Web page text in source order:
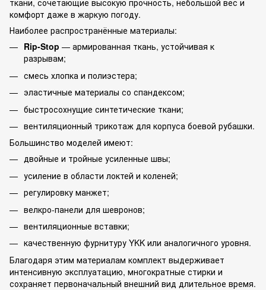
ткани, сочетающие высокую прочность, небольшой вес и
комфорт даже в жаркую погоду.
Наиболее распространённые материалы:
Rip-Stop — армированная ткань, устойчивая к
разрывам;
смесь хлопка и полиэстера;
эластичные материалы со спандексом;
быстросохнущие синтетические ткани;
вентиляционный трикотаж для корпуса боевой рубашки.
Большинство моделей имеют:
двойные и тройные усиленные швы;
усиление в области локтей и коленей;
регулировку манжет;
велкро-панели для шевронов;
вентиляционные вставки;
качественную фурнитуру YKK или аналогичного уровня.
Благодаря этим материалам комплект выдерживает
интенсивную эксплуатацию, многократные стирки и
сохраняет первоначальный внешний вид длительное время.